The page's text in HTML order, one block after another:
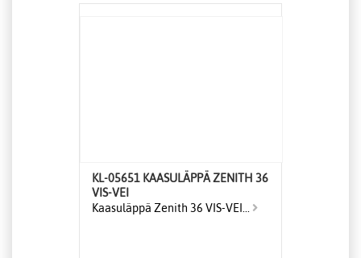
KL-05651 KAASULÄPPÄ ZENITH 36
VIS-VEI
Kaasuläppä Zenith 36 VIS-VEI...